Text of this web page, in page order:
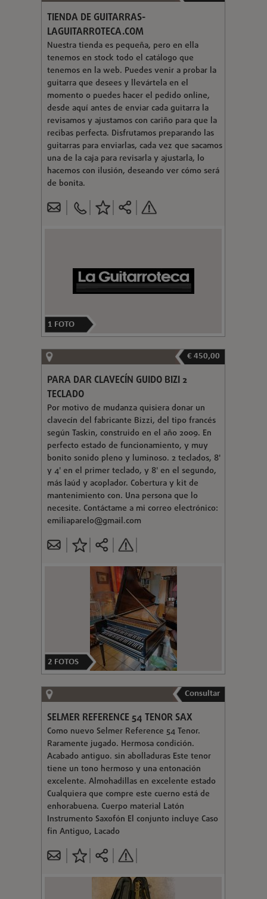
TIENDA DE GUITARRAS-
LAGUITARROTECA.COM
Nuestra tienda es pequeña, pero en ella
tenemos en stock todo el catálogo que
tenemos en la web. Puedes venir a probar la
guitarra que desees y llevártela en el
momento o puedes hacer el pedido online,
desde aquí antes de enviar cada guitarra la
revisamos y ajustamos con cariño para que la
recibas perfecta. Disfrutamos preparando las
guitarras para enviarlas, cada vez que sacamos
una de la caja para revisarla y ajustarla, lo
hacemos con ilusión, deseando ver cómo será
de bonita.
1 FOTO
€ 450,00
PARA DAR CLAVECÍN GUIDO BIZI 2
TECLADO
Por motivo de mudanza quisiera donar un
clavecín del fabricante Bizzi, del tipo francés
según Taskin, construido en el año 2009. En
perfecto estado de funcionamiento, y muy
bonito sonido pleno y luminoso. 2 teclados, 8'
y 4' en el primer teclado, y 8' en el segundo,
más laúd y acoplador. Cobertura y kit de
mantenimiento con. Una persona que lo
necesite. Contáctame a mi correo electrónico:
emiliaparelo@gmail.com
2 FOTOS
Consultar
SELMER REFERENCE 54 TENOR SAX
Como nuevo Selmer Reference 54 Tenor.
Raramente jugado. Hermosa condición.
Acabado antiguo. sin abolladuras Este tenor
tiene un tono hermoso y una entonación
excelente. Almohadillas en excelente estado
Cualquiera que compre este cuerno está de
enhorabuena. Cuerpo material Latón
Instrumento Saxofón El conjunto incluye Caso
fin Antiguo, Lacado